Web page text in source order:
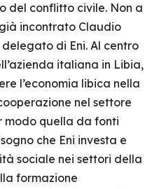
del conflitto civile. Non a
incontrato Claudio
di Eni. Al centro
italiana in Libia,
l’economia libica nella
nel settore
modo quella da fonti
che Eni investa e
sociale nei settori della
formazione